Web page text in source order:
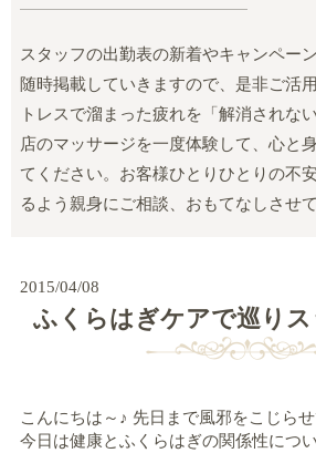
スタッフの出勤表の新着やキャンペー
随時掲載していきますので、是非ご活
トレスで溜まった疲れを「解消されな
店のマッサージを一度体験して、心と
てください。お客様ひとりひとりの不
るよう親身にご相談、おもてなしさせ
2015/04/08
ふくらはぎケアで巡り
こんにちは～♪ 先日まで風邪をこじら
今日は健康とふくらはぎの関係性につ